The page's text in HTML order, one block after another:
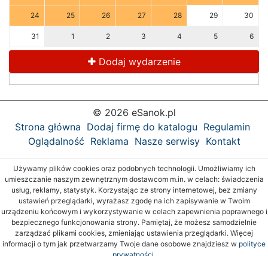
24 25 26 27 28 29 30
31 1 2 3 4 5 6
Dodaj wydarzenie
© 2026 eSanok.pl
Strona główna Dodaj firmę do katalogu Regulamin
Oglądalność Reklama Nasze serwisy Kontakt
Używamy plików cookies oraz podobnych technologii. Umożliwiamy ich
umieszczanie naszym zewnętrznym dostawcom m.in. w celach: świadczenia
usług, reklamy, statystyk. Korzystając ze strony internetowej, bez zmiany
ustawień przeglądarki, wyrażasz zgodę na ich zapisywanie w Twoim
urządzeniu końcowym i wykorzystywanie w celach zapewnienia poprawnego i
bezpiecznego funkcjonowania strony. Pamiętaj, że możesz samodzielnie
zarządzać plikami cookies, zmieniając ustawienia przeglądarki. Więcej
informacji o tym jak przetwarzamy Twoje dane osobowe znajdziesz w polityce